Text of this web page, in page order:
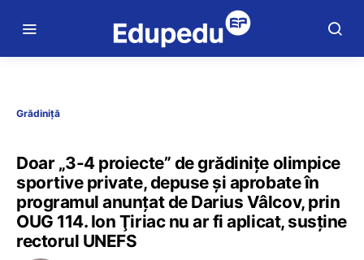
Grădiniță
Doar „3-4 proiecte” de grădiniţe olimpice
sportive private, depuse şi aprobate în
programul anunţat de Darius Vâlcov, prin
OUG 114. Ion Ţiriac nu ar fi aplicat, susţine
rectorul UNEFS